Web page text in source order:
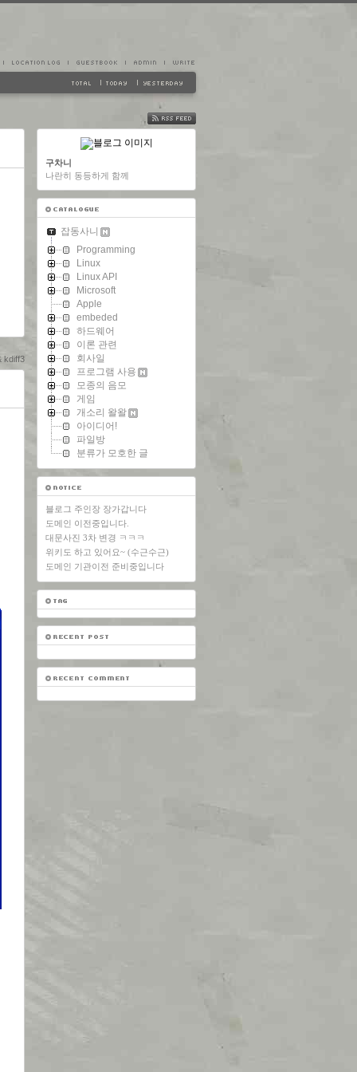
kdiff3
FEED
구차니
나란히 동등하게 함께
잡동사니
Programming
Linux
Linux API
Microsoft
Apple
embeded
하드웨어
이론 관련
회사일
프로그램 사용
모종의 음모
게임
개소리 왈왈
아이디어!
파일방
분류가 모호한 글
블로그 주인장 장가갑니다
도메인 이전중입니다.
대문사진 3차 변경 ㅋㅋㅋ
위키도 하고 있어요~ (수근수근)
도메인 기관이전 준비중입니다